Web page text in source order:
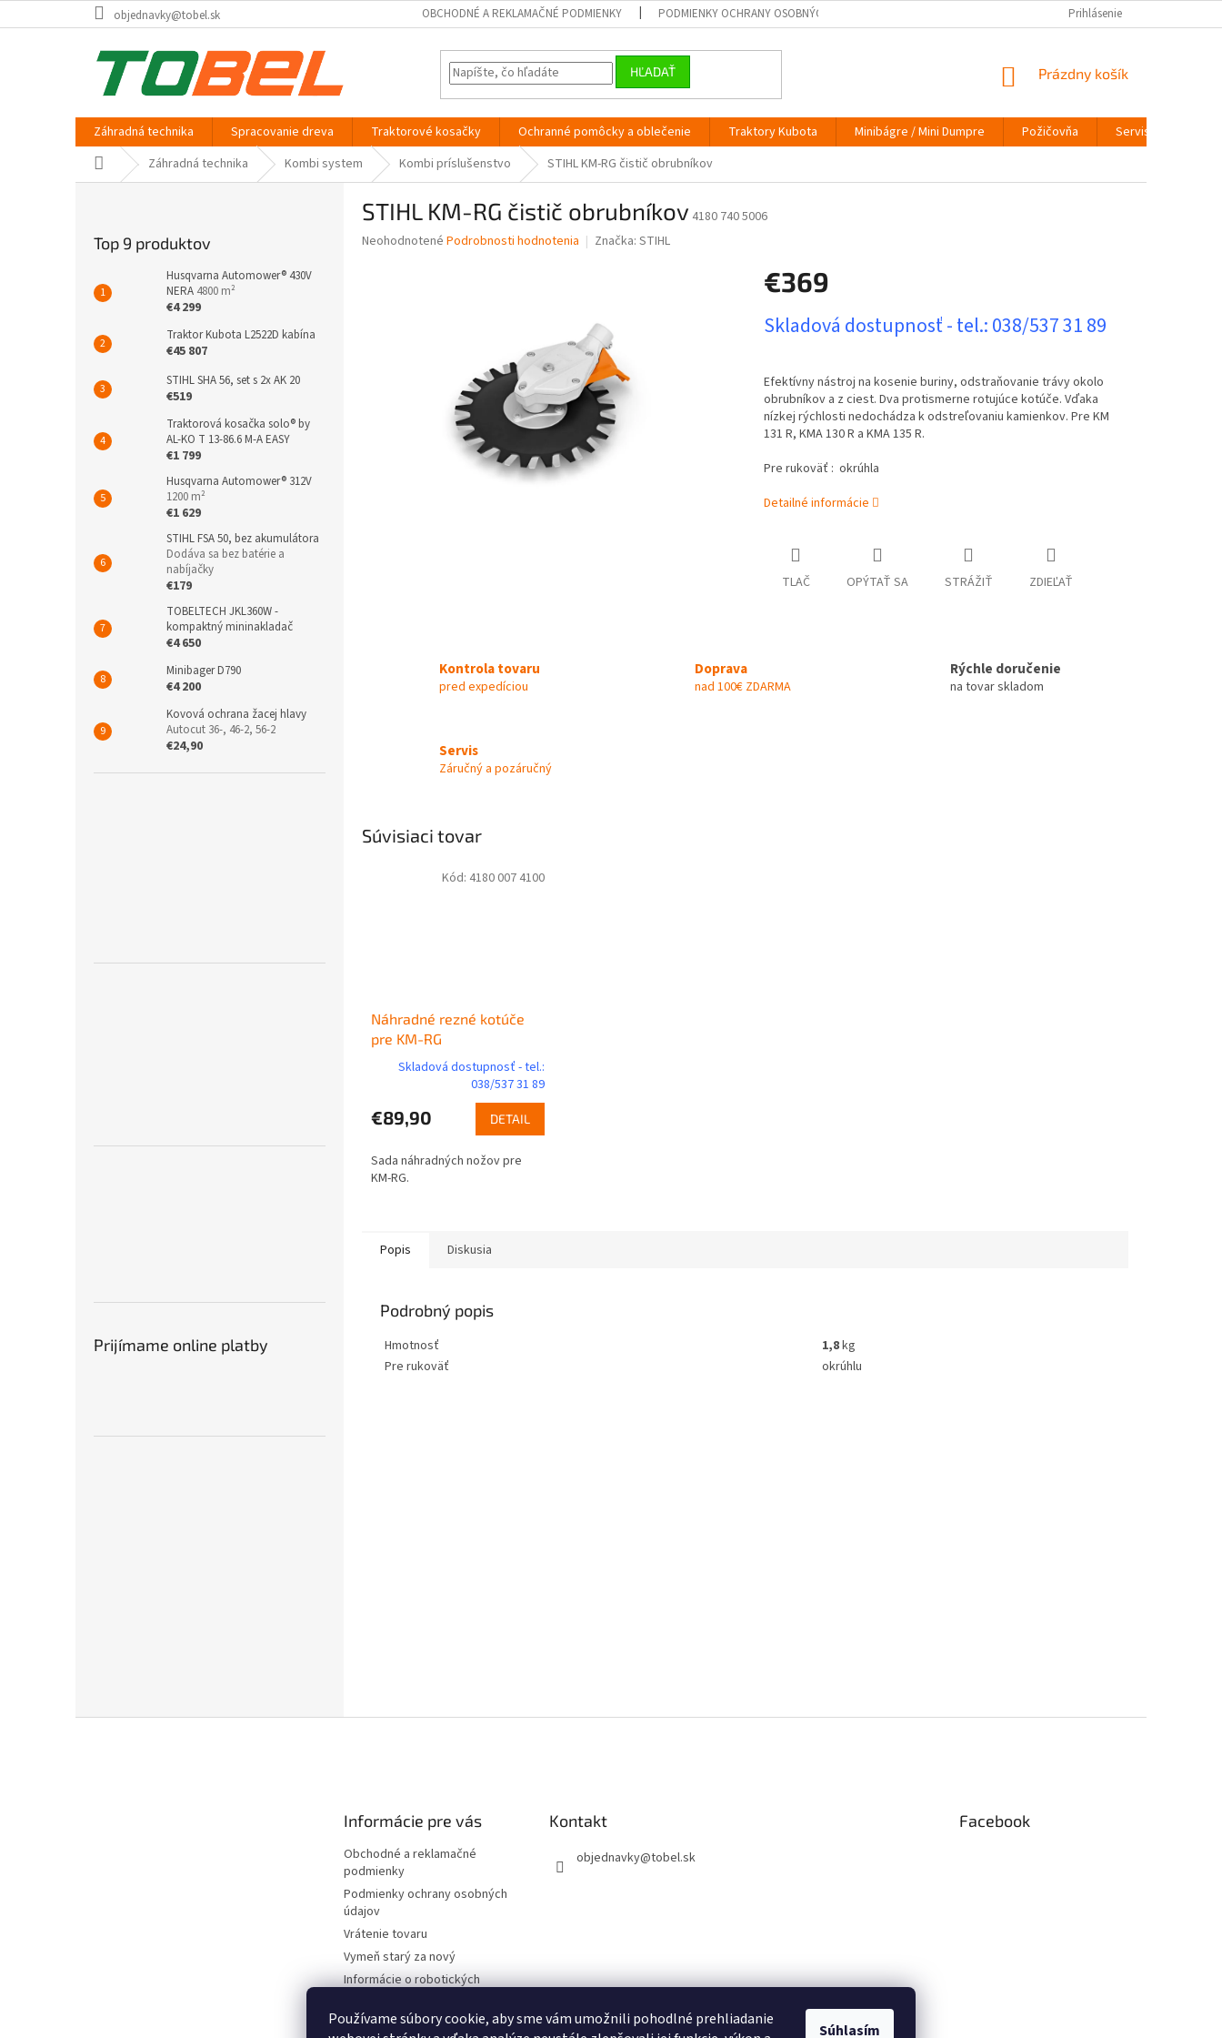
Používame súbory cookie, aby sme vám umožnili pohodlné prehliadanie
Súhlasím
na
objednavky@tobel.sk OBCHODNÉ A REKLAMAČNÉ PODMIENKY PODMIENKY OCHRANY OSOBNÝCH ÚDAJOV VYMEŇ STARÝ ZA NOVÝ
Prihlásenie
HĽADAŤ
NÁKUPNÝ
Prázdny košík
Záhradná technika Spracovanie dreva Traktorové kosačky Ochranné pomôcky a oblečenie Traktory Kubota Minibágre / Mini Dumpre Požičovňa Servis
Domov Záhradná technika Kombi system Kombi príslušenstvo STIHL KM-RG čistič obrubníkov
Top 9 produktov
Husqvarna Automower® 430V
NERA 4800 m²
€4 299
Traktor Kubota L2522D kabína
€45 807
STIHL SHA 56, set s 2x AK 20
€519
Traktorová kosačka solo® by
AL-KO T 13-86.6 M-A EASY
€1 799
Husqvarna Automower® 312V
1200 m²
€1 629
STIHL FSA 50, bez akumulátora
Dodáva sa bez batérie a
nabíjačky
€179
TOBELTECH JKL360W -
kompaktný mininakladač
€4 650
Minibager D790
€4 200
Kovová ochrana žacej hlavy
Autocut 36-, 46-2, 56-2
€24,90
Prijímame online platby
STIHL KM-RG čistič obrubníkov 4180 740 5006
Priemerné
Neohodnotené Podrobnosti hodnotenia Značka: STIHL
€369
cena:
Skladová dostupnosť - tel.: 038/537 31 89
Efektívny nástroj na kosenie buriny, odstraňovanie trávy okolo
obrubníkov a z ciest. Dva protismerne rotujúce kotúče. Vďaka
nízkej rýchlosti nedochádza k odstreľovaniu kamienkov. Pre KM
131 R, KMA 130 R a KMA 135 R.
Pre rukoväť : okrúhla
Detailné informácie
TLAČ OPÝTAŤ SA STRÁŽIŤ ZDIEĽAŤ
Kontrola tovaru
pred expedíciou
Doprava
nad 100€ ZDARMA
Rýchle doručenie
na tovar skladom
Servis
Záručný a pozáručný
Súvisiaci tovar
Náhradné rezné kotúče
pre KM-RG
Skladová dostupnosť - tel.:
038/537 31 89
€89,90 DETAIL
Sada náhradných nožov pre
KM-RG.
Kód: 4180 007 4100
Popis Diskusia
Podrobný popis
Hmotnosť 1,8kg
Pre rukoväť
okrúhlu
Informácie pre vás
Obchodné a reklamačné
podmienky
Podmienky ochrany osobných
údajov
Vrátenie tovaru
Vymeň starý za nový
Informácie o robotických
Požičovňa - Technické
Kontakt
objednavky@tobel.sk
Facebook